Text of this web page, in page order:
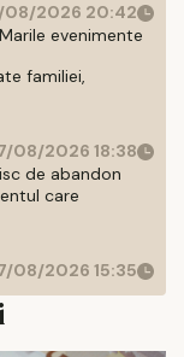
08/2026 20:42
evenimente
familiei,
08/2026 18:38
de abandon
care
08/2026 15:35